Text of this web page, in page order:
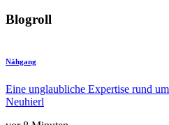
Blogroll
Nähgang
Eine unglaubliche Expertise rund
Neuhierl